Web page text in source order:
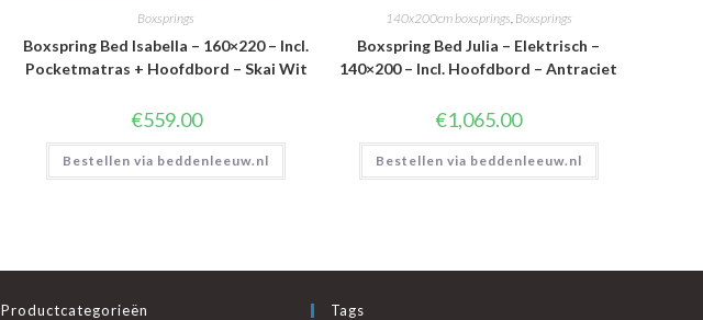
Boxsprings
Boxspring Bed Isabella – 160×220 – Incl.
Pocketmatras + Hoofdbord – Skai Wit
€559.00
Bestellen via beddenleeuw.nl
140x200cm boxsprings, Boxsprings
Boxspring Bed Julia – Elektrisch –
140×200 – Incl. Hoofdbord – Antraciet
€1,065.00
Bestellen via beddenleeuw.nl
Productcategorieën Tags